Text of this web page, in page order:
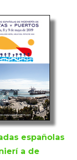
españolas
a de